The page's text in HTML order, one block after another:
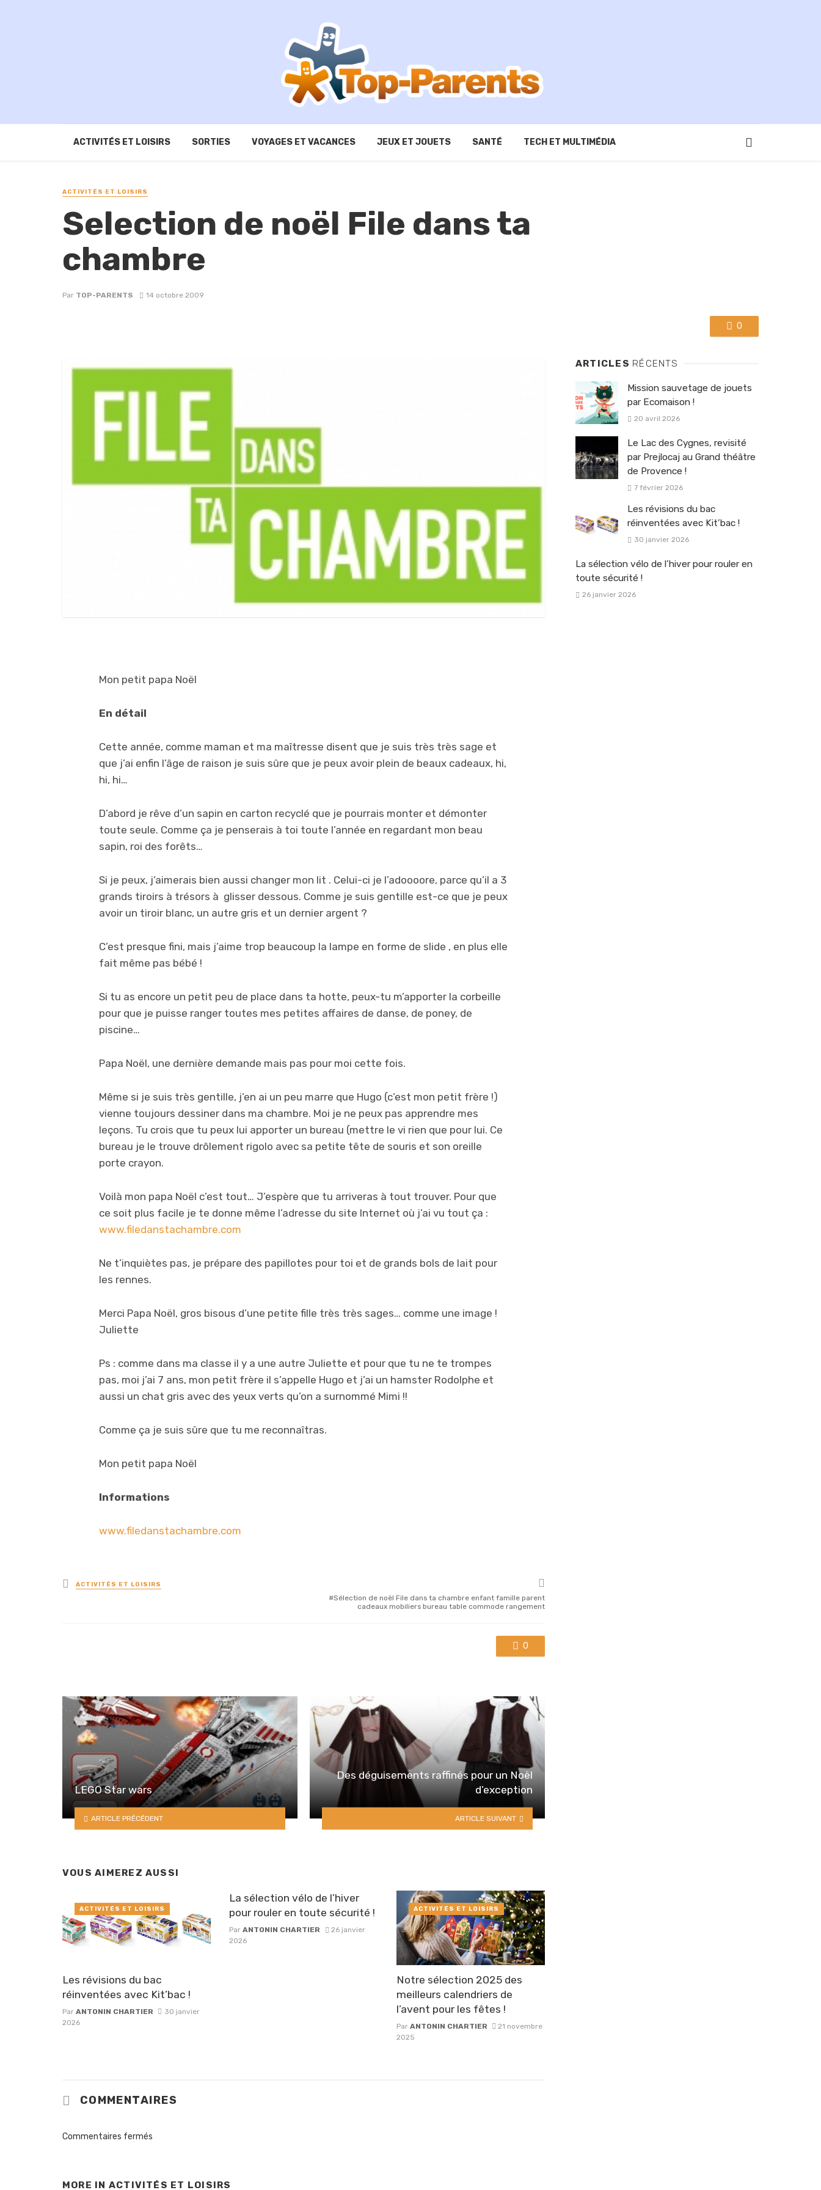
ACTIVITÉS ET LOISIRS SORTIES VOYAGES ET VACANCES JEUX ET JOUETS SANTÉ TECH ET MULTIMÉDIA
ACTIVITÉS ET LOISIRS
Selection de noël File dans ta
chambre
Par TOP-PARENTS 14 octobre 2009
0
Mon petit papa Noël
En détail
Cette année, comme maman et ma maîtresse disent que je suis très très sage et
que j’ai enfin l’âge de raison je suis sûre que je peux avoir plein de beaux cadeaux, hi,
hi, hi…
D’abord je rêve d’un sapin en carton recyclé que je pourrais monter et démonter
toute seule. Comme ça je penserais à toi toute l’année en regardant mon beau
sapin, roi des forêts…
Si je peux, j’aimerais bien aussi changer mon lit . Celui-ci je l’adoooore, parce qu’il a 3
grands tiroirs à trésors à glisser dessous. Comme je suis gentille est-ce que je peux
avoir un tiroir blanc, un autre gris et un dernier argent ?
C’est presque fini, mais j’aime trop beaucoup la lampe en forme de slide , en plus elle
fait même pas bébé !
Si tu as encore un petit peu de place dans ta hotte, peux-tu m’apporter la corbeille
pour que je puisse ranger toutes mes petites affaires de danse, de poney, de
piscine…
Papa Noël, une dernière demande mais pas pour moi cette fois.
Même si je suis très gentille, j’en ai un peu marre que Hugo (c’est mon petit frère !)
vienne toujours dessiner dans ma chambre. Moi je ne peux pas apprendre mes
leçons. Tu crois que tu peux lui apporter un bureau (mettre le vi rien que pour lui. Ce
bureau je le trouve drôlement rigolo avec sa petite tête de souris et son oreille
porte crayon.
Voilà mon papa Noël c’est tout… J’espère que tu arriveras à tout trouver. Pour que
ce soit plus facile je te donne même l’adresse du site Internet où j’ai vu tout ça :
www.filedanstachambre.com
Ne t’inquiètes pas, je prépare des papillotes pour toi et de grands bols de lait pour
les rennes.
Merci Papa Noël, gros bisous d’une petite fille très très sages… comme une image !
Juliette
Ps : comme dans ma classe il y a une autre Juliette et pour que tu ne te trompes
pas, moi j’ai 7 ans, mon petit frère il s’appelle Hugo et j’ai un hamster Rodolphe et
aussi un chat gris avec des yeux verts qu’on a surnommé Mimi !!
Comme ça je suis sûre que tu me reconnaîtras.
Mon petit papa Noël
Informations
www.filedanstachambre.com
Posted
in
ACTIVITÉS ET LOISIRS
Sélection de noël File dans ta chambre enfant famille parent
cadeaux mobiliers bureau table commode rangement
0
LEGO Star wars
ARTICLE PRÉCÉDENT
Des déguisements raffinés pour un Noël
d’exception
ARTICLE SUIVANT
VOUS AIMEREZ AUSSI
Les révisions du bac
réinventées avec Kit’bac !
Par ANTONIN CHARTIER
30 janvier
2026
ACTIVITÉS ET LOISIRS
La sélection vélo de l’hiver
pour rouler en toute sécurité !
ParANTONIN CHARTIER
26 janvier
2026
Notre sélection 2025 des
meilleurs calendriers de
l’avent pour les fêtes !
Par ANTONIN CHARTIER
21 novembre
2025
ACTIVITÉS ET LOISIRS
COMMENTAIRES
Commentaires fermés
MORE IN ACTIVITÉS ET LOISIRS
ARTICLES RÉCENTS
Mission sauvetage de jouets
par Ecomaison !
20 avril 2026
Le Lac des Cygnes, revisité
par Prejlocaj au Grand théâtre
de Provence !
7 février 2026
Les révisions du bac
réinventées avec Kit’bac !
30 janvier 2026
La sélection vélo de l’hiver pour rouler en
toute sécurité !
26 janvier 2026